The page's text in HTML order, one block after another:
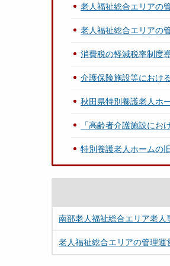
老人福祉総合エリアの
老人福祉総合エリアの
消費税の軽減税率制度
介護保険施設等におけ
秋田県特別養護老人ホ
「高齢者介護施設に
特別養護老人ホームの
南部老人福祉総合エリア老
老人福祉総合エリアの管理